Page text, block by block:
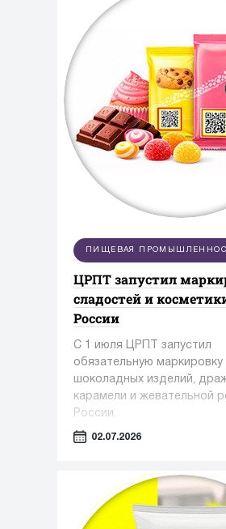
ПИЩЕВАЯ
ЦРПТ запустил
сладостей и
России
С 1 июля ЦРПТ запустил
обязательную маркировку
шоколадных изделий,
карамели и жевательной
России.
02.07.2026